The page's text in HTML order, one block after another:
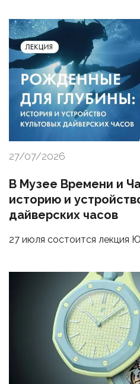
27/07/2026
В Музее Времени и
историю и
дайверских часов
27 июля состоится лекция